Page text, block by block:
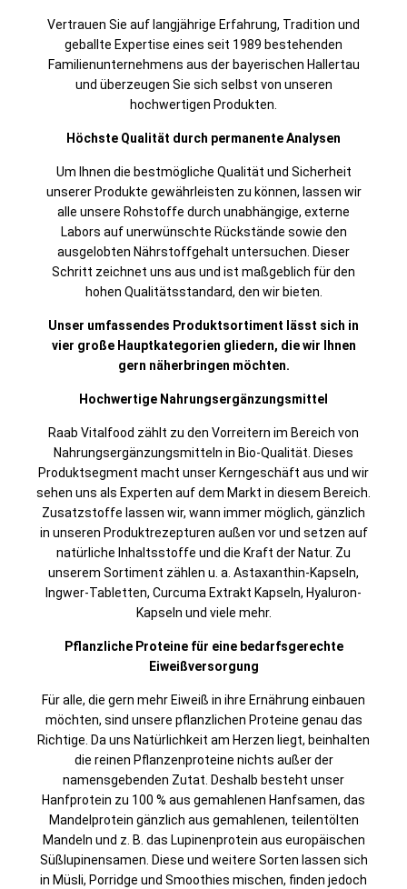
Vertrauen Sie auf langjährige Erfahrung, Tradition und
geballte Expertise eines seit 1989 bestehenden
Familienunternehmens aus der bayerischen Hallertau
und überzeugen Sie sich selbst von unseren
hochwertigen Produkten.
Höchste Qualität durch permanente Analysen
Um Ihnen die bestmögliche Qualität und Sicherheit
unserer Produkte gewährleisten zu können, lassen wir
alle unsere Rohstoffe durch unabhängige, externe
Labors auf unerwünschte Rückstände sowie den
ausgelobten Nährstoffgehalt untersuchen. Dieser
Schritt zeichnet uns aus und ist maßgeblich für den
hohen Qualitätsstandard, den wir bieten.
Unser umfassendes Produktsortiment lässt sich in
vier große Hauptkategorien gliedern, die wir Ihnen
gern näherbringen möchten.
Hochwertige Nahrungsergänzungsmittel
Raab Vitalfood zählt zu den Vorreitern im Bereich von
Nahrungsergänzungsmitteln in Bio-Qualität. Dieses
Produktsegment macht unser Kerngeschäft aus und wir
sehen uns als Experten auf dem Markt in diesem Bereich.
Zusatzstoffe lassen wir, wann immer möglich, gänzlich
in unseren Produktrezepturen außen vor und setzen auf
natürliche Inhaltsstoffe und die Kraft der Natur. Zu
unserem Sortiment zählen u. a. Astaxanthin-Kapseln,
Ingwer-Tabletten, Curcuma Extrakt Kapseln, Hyaluron-
Kapseln und viele mehr.
Pflanzliche Proteine für eine bedarfsgerechte
Eiweißversorgung
Für alle, die gern mehr Eiweiß in ihre Ernährung einbauen
möchten, sind unsere pflanzlichen Proteine genau das
Richtige. Da uns Natürlichkeit am Herzen liegt, beinhalten
die reinen Pflanzenproteine nichts außer der
namensgebenden Zutat. Deshalb besteht unser
Hanfprotein zu 100 % aus gemahlenen Hanfsamen, das
Mandelprotein gänzlich aus gemahlenen, teilentölten
Mandeln und z. B. das Lupinenprotein aus europäischen
Süßlupinensamen. Diese und weitere Sorten lassen sich
in Müsli, Porridge und Smoothies mischen, finden jedoch